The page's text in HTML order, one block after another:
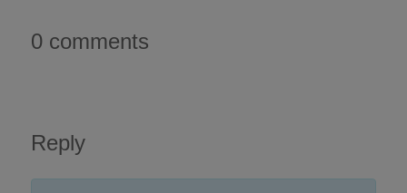
0 comments
Reply